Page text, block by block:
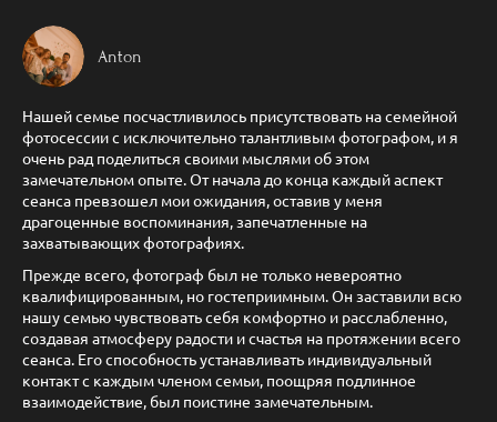
Anton
Нашей семье посчастливилось присутствовать на семейной
фотосессии с исключительно талантливым фотографом, и я
очень рад поделиться своими мыслями об этом
замечательном опыте. От начала до конца каждый аспект
сеанса превзошел мои ожидания, оставив у меня
драгоценные воспоминания, запечатленные на
захватывающих фотографиях.
Прежде всего, фотограф был не только невероятно
квалифицированным, но гостеприимным. Он заставили всю
нашу семью чувствовать себя комфортно и расслабленно,
создавая атмосферу радости и счастья на протяжении всего
сеанса. Его способность устанавливать индивидуальный
контакт с каждым членом семьи, поощряя подлинное
взаимодействие, был поистине замечательным.